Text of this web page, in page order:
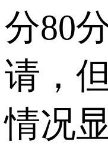
分80
请，
情况